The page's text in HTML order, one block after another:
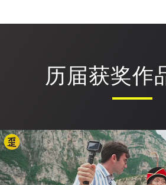
历届获奖作